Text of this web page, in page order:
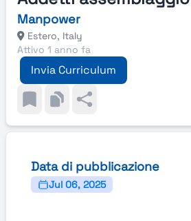
Manpower
Estero, Italy
Attivo 1 anno fa
Invia Curriculum
Data di pubblicazione
Jul 06, 2025